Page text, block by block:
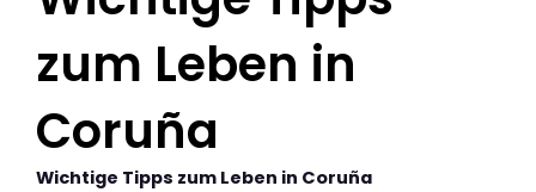
zum Leben in
Coruña
Wichtige Tipps zum Leben in Coruña